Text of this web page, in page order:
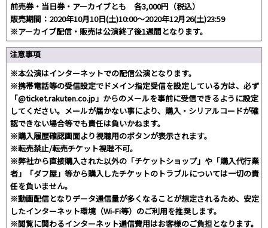
前売券・当日券・アーカイブとも 各3,000円（税込）
販売期間：2020年10月10日(土)10:00～2020年12月26(土)23:59
※アーカイブ配信・販売は公演終了後1週間となります。
注意事項
※本公演はインターネットでの配信公演となります。
※携帯電話等の受信設定でドメイン指定受信を設定している方は、必ず
「@ticket.rakuten.co.jp」からのメールを事前に受信できるように設定
してください。メールが届かない事により、購入・シリアルコードが確
認できない場合等でも責任は負いかねます。
※購入履歴確認画面より視聴用のボタンが表示されます。
※転売禁止/転売チケット視聴不可。
※弊社から直接購入された以外の「チケットショップ」や「購入代行業
者」「ダフ屋」等から購入したチケットのトラブルについては一切の責
任を負いません。
※動画配信となりデータ通信量が多くなることが想定されるため、安定
したインターネット環境（Wi-Fi等）のご利用を推奨します。
※閲覧に関わるインターネット通信費用はお客様のご負担となります。